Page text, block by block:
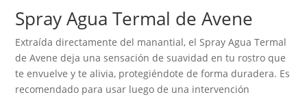
Spray Agua Termal de Avene
Extraída directamente del manantial, el Spray Agua Termal
de Avene deja una sensación de suavidad en tu rostro que
te envuelve y te alivia, protegiéndote de forma duradera. Es
recomendado para usar luego de una intervención